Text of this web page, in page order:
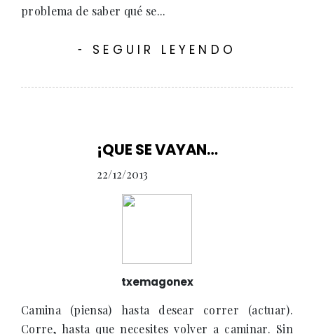
problema de saber qué se...
- SEGUIR LEYENDO
¡QUE SE VAYAN…
22/12/2013
txemagonex
Camina (piensa) hasta desear correr (actuar).
Corre, hasta que necesites volver a caminar. Sin